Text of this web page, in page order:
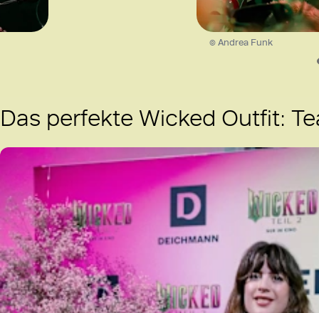
© Andrea Funk
Das perfekte Wicked Outfit: